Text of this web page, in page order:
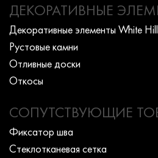
ДЕКОРАТИВНЫЕ
Декоративные элементы White
Рустовые камни
Отливные доски
Откосы
СОПУТСТВУЮЩИЕ
Фиксатор шва
Стеклотканевая сетка